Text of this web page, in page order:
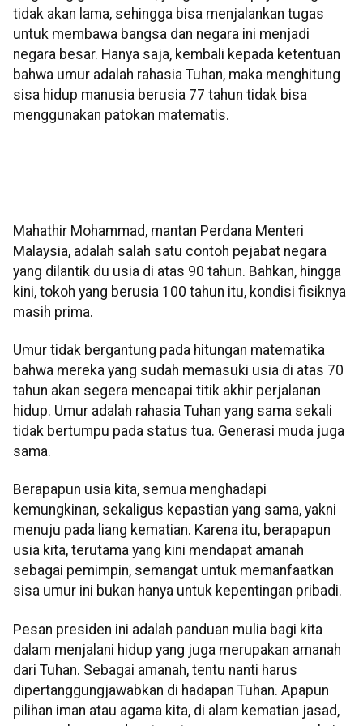
tidak akan lama, sehingga bisa menjalankan tugas
untuk membawa bangsa dan negara ini menjadi
negara besar. Hanya saja, kembali kepada ketentuan
bahwa umur adalah rahasia Tuhan, maka menghitung
sisa hidup manusia berusia 77 tahun tidak bisa
menggunakan patokan matematis.
Mahathir Mohammad, mantan Perdana Menteri
Malaysia, adalah salah satu contoh pejabat negara
yang dilantik du usia di atas 90 tahun. Bahkan, hingga
kini, tokoh yang berusia 100 tahun itu, kondisi fisiknya
masih prima.
Umur tidak bergantung pada hitungan matematika
bahwa mereka yang sudah memasuki usia di atas 70
tahun akan segera mencapai titik akhir perjalanan
hidup. Umur adalah rahasia Tuhan yang sama sekali
tidak bertumpu pada status tua. Generasi muda juga
sama.
Berapapun usia kita, semua menghadapi
kemungkinan, sekaligus kepastian yang sama, yakni
menuju pada liang kematian. Karena itu, berapapun
usia kita, terutama yang kini mendapat amanah
sebagai pemimpin, semangat untuk memanfaatkan
sisa umur ini bukan hanya untuk kepentingan pribadi.
Pesan presiden ini adalah panduan mulia bagi kita
dalam menjalani hidup yang juga merupakan amanah
dari Tuhan. Sebagai amanah, tentu nanti harus
dipertanggungjawabkan di hadapan Tuhan. Apapun
pilihan iman atau agama kita, di alam kematian jasad,